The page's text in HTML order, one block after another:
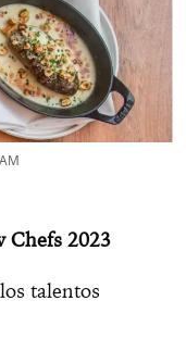
Chefs 2023
talentos